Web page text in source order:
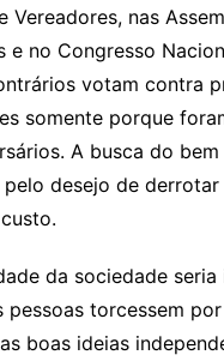
Vereadores, nas
e no Congresso
votam contra
somente porque
A busca do
desejo de
da sociedade
pessoas torcessem
boas ideias